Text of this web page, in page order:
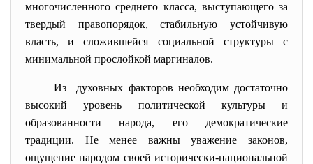
многочисленного среднего класса, выступающего за
твердый правопорядок, стабильную устойчивую
власть, и сложившейся социальной структуры с
минимальной прослойкой маргиналов.
Из духовных факторов необходим достаточно
высокий уровень политической культуры и
образованности народа, его демократические
традиции. Не менее важны уважение законов,
ощущение народом своей исторически-национальной